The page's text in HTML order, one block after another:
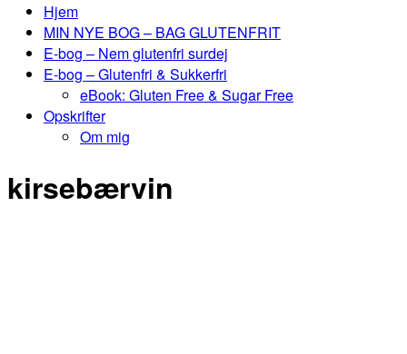
Hjem
MIN NYE BOG – BAG GLUTENFRIT
E-bog – Nem glutenfri surdej
E-bog – Glutenfri & Sukkerfri
eBook: Gluten Free & Sugar Free
Opskrifter
Om mig
kirsebærvin